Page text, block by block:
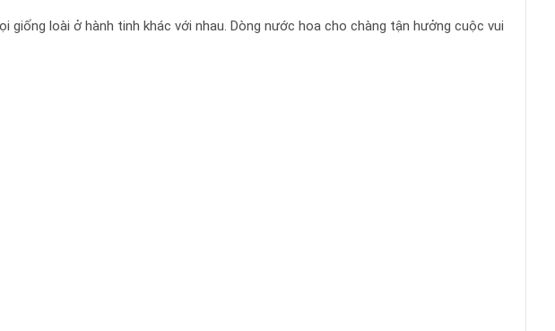
loài ở hành tinh khác với nhau. Dòng nước hoa cho chàng tận hưởng cuộc vui